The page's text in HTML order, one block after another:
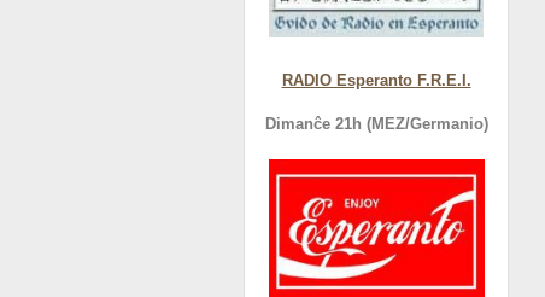
RADIO Esperanto F.R.E.I.
Dimanĉe 21h (MEZ/Germanio)